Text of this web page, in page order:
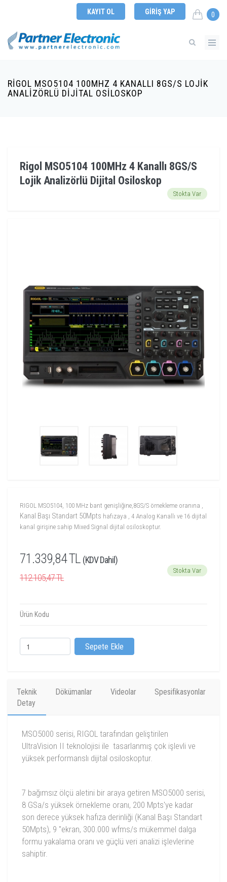
KAYIT OL GIRIŞ YAP 0
RIGOL MSO5104 100MHZ 4 KANALLI 8GS/S LOJIK
ANALIZÖRLÜ DIJITAL OSILOSKOP
Rigol MSO5104 100MHz 4 Kanallı 8GS/S
Lojik Analizörlü Dijital Osiloskop
Stokta Var
RIGOL MSO5104, 100 MHz bant genişliğine,8GS/S örnekleme oranına ,
Kanal Başı Standart 50Mpts hafızaya , 4 Analog Kanallı ve 16 dijital
kanal girişine sahip Mixed Signal dijital osiloskoptur.
71.339,84 TL (KDV Dahil)
112.105,47 TL
Stokta Var
Ürün Kodu
Sepete Ekle
Teknik
Detay
Dökümanlar Videolar Spesifikasyonlar
MSO5000 serisi, RIGOL tarafından geliştirilen
UltraVision II teknolojisi ile tasarlanmış çok işlevli ve
yüksek performanslı dijital osiloskoptur.
7 bağımsız ölçü aletini bir araya getiren MSO5000 serisi,
8 GSa/s yüksek örnekleme oranı, 200 Mpts'ye kadar
son derece yüksek hafıza derinliği (Kanal Başı Standart
50Mpts), 9 "ekran, 300.000 wfms/s mükemmel dalga
formu yakalama oranı ve güçlü veri analizi işlevlerine
sahiptir.